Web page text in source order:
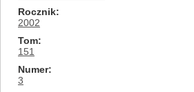
Rocznik
2002
Tom
151
Numer
3